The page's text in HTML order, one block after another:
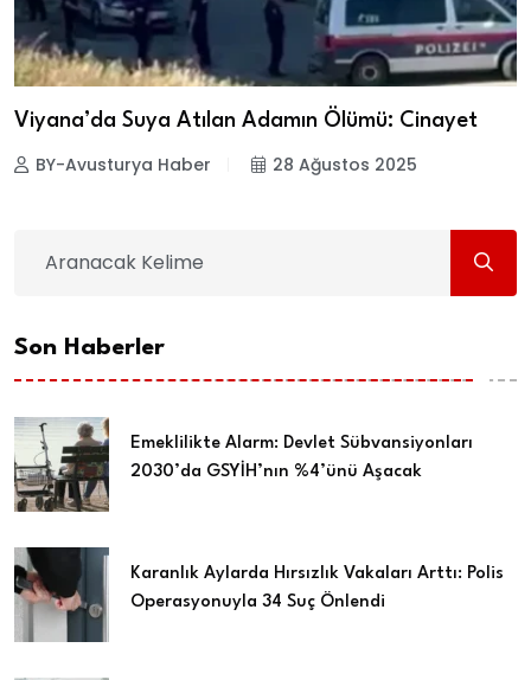
Viyana’da Suya Atılan Adamın Ölümü: Cinayet
BY-Avusturya Haber 28 Ağustos 2025
Son Haberler
Emeklilikte Alarm: Devlet Sübvansiyonları
2030’da GSYİH’nın %4’ünü Aşacak
Karanlık Aylarda Hırsızlık Vakaları Arttı: Polis
Operasyonuyla 34 Suç Önlendi